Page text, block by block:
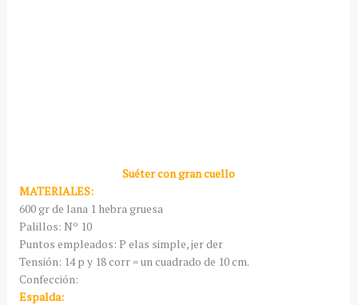
Suéter con gran cuello
MATERIALES:
600 gr de lana 1 hebra gruesa
Palillos: Nº 10
Puntos empleados: P elas simple, jer der
Tensión: 14 p y 18 corr = un cuadrado de 10 cm.
Confección:
Espalda: